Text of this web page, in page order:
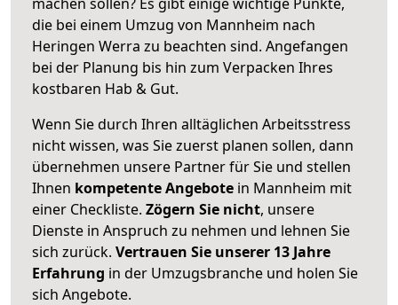
die bei einem Umzug von Mannheim nach
Heringen Werra zu beachten sind. Angefangen
bei der Planung bis hin zum Verpacken Ihres
kostbaren Hab & Gut.
Wenn Sie durch Ihren alltäglichen Arbeitsstress
nicht wissen, was Sie zuerst planen sollen, dann
übernehmen unsere Partner für Sie und stellen
Ihnen kompetente Angebote in Mannheim mit
einer Checkliste. Zögern Sie nicht, unsere
Dienste in Anspruch zu nehmen und lehnen Sie
sich zurück. Vertrauen Sie unserer 13 Jahre
Erfahrung in der Umzugsbranche und holen Sie
sich Angebote.